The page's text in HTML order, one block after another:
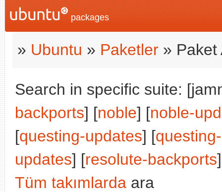
packages
» Ubuntu » Paketler » Paket
Search in specific suite:
backports] [noble] [noble-
[questing-updates] [
updates] [resolute-backports
Tüm takımlarda ara